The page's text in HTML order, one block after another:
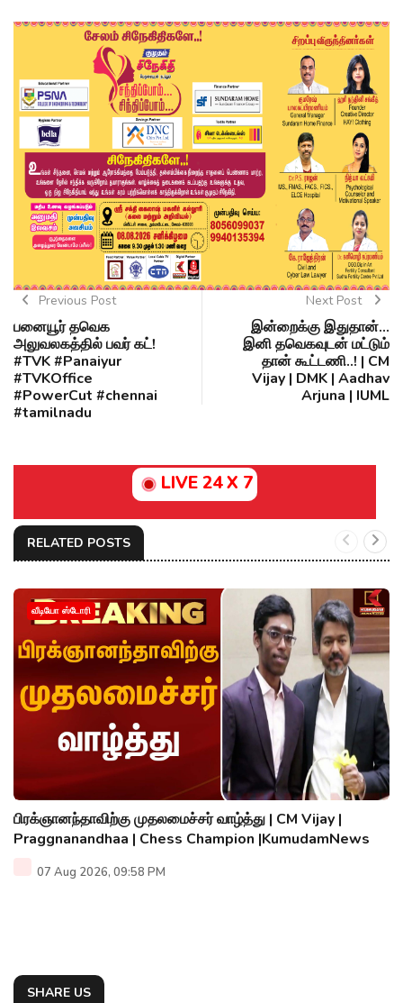
Previous Post
பனையூர் தவெக
அலுவலகத்தில் பவர் கட்!
#TVK #Panaiyur
#TVKOffice
#PowerCut #chennai
#tamilnadu
Next Post
இன்றைக்கு இதுதான்...
இனி தவெகவுடன் மட்டும்
தான் கூட்டணி..! | CM
Vijay | DMK | Aadhav
Arjuna | IUML
LIVE 24 X 7
RELATED POSTS
வீடியோ ஸ்டோரி
பிரக்ஞானந்தாவிற்கு முதலமைச்சர் வாழ்த்து | CM Vijay |
Praggnanandhaa | Chess Champion |KumudamNews
07 Aug 2026, 09:58 PM
SHARE US